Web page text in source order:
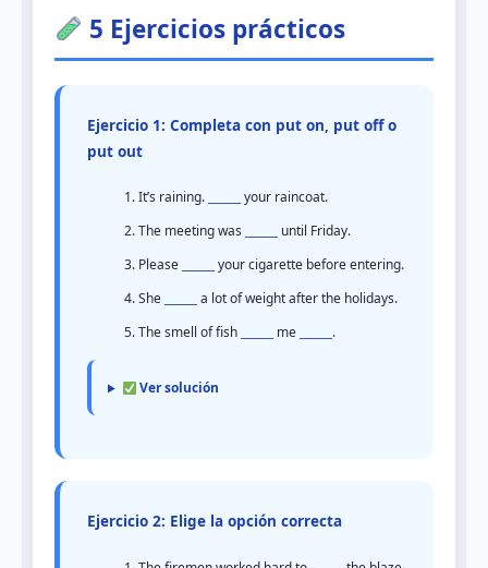
5 Ejercicios prácticos
Ejercicio 1: Completa con put on, put off o
put out
It’s raining.
your raincoat.
The meeting was
until Friday.
Please
your cigarette before entering.
She
a lot of weight after the holidays.
The smell of fish
me .
Ver solución
Ejercicio 2: Elige la opción correcta